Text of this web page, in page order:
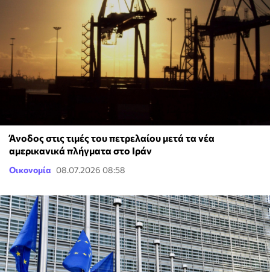
Άνοδος στις τιμές του πετρελαίου μετά τα νέα
αμερικανικά πλήγματα στο Ιράν
Οικονομία 08.07.2026 08:58